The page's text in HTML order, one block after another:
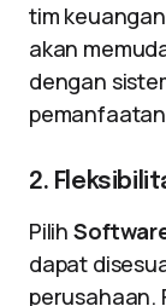
tim
akan
dengan
2.
Pilih
dapat
perusahaan.